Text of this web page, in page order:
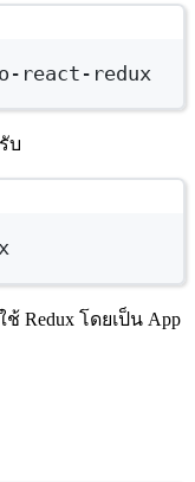
react-redux
บ
Redux โดยเป็น App